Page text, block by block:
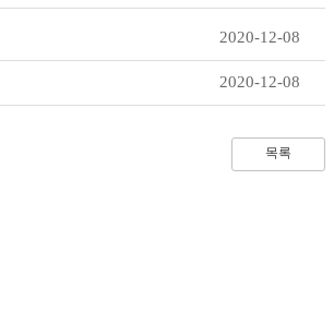
2020-12-08
2020-12-08
목록